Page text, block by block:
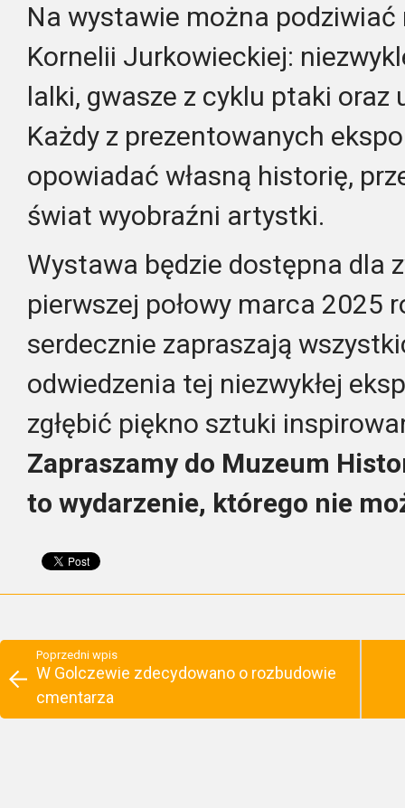
Na wystawie można
Kornelii Jurkowieckiej:
lalki, gwasze z cyklu ptaki
Każdy z prezentowanych
opowiadać własną historię,
świat wyobraźni artystki.
Wystawa będzie dostępna dla
pierwszej połowy marca 2025
serdecznie zapraszają
odwiedzenia tej niezwykłej
zgłębić piękno sztuki
Zapraszamy do Muzeum
to wydarzenie, którego nie
Poprzedni wpis
W Golczewie zdecydowano o rozbudowie
cmentarza